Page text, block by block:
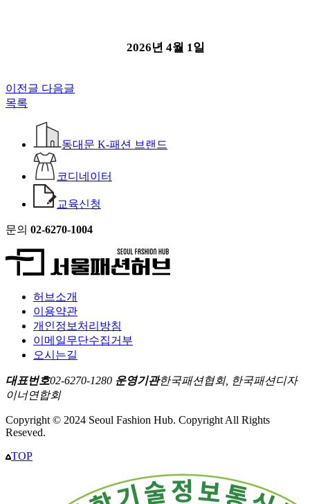
2026년4월 1일
이전글 다음글
목록
동대문 K-패션 브랜드
코디네이터
교육신청
문의 02-6270-1004
허브소개
이용약관
개인정보처리방침
이메일무단수집거부
오시는길
대표번호02-6270-1280 운영기관한국패션협회, 한국패션디자
이너연합회
Copyright © 2024 Seoul Fashion Hub. Copyright All Rights
Reseved.
TOP